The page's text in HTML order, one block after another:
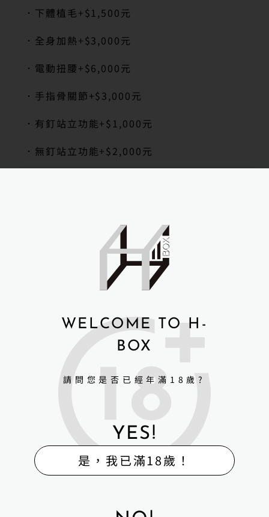
．下體植毛+$1,500元
．全身加熱+$3,000元
．電動扭腰+$6,000元
．手指骨關節+$3,000元
．有釘站立功能+$1,000元
．無釘站立功能+$2,000元
WELCOME TO H-
BOX
請問您是否已經年滿18歲?
YES!
是，我已滿18歲！